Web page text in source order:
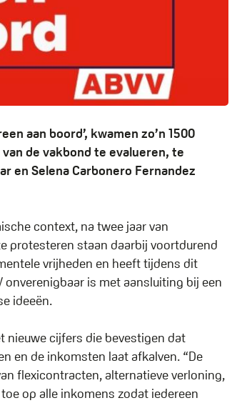
aan boord’, kwamen zo’n 1500
de vakbond te evalueren, te
en Selena Carbonero Fernandez
context, na twee jaar van
protesteren staan daarbij voortdurend
vrijheden en heeft tijdens dit
is met aansluiting bij een
ideeën.
nieuwe cijfers die bevestigen dat
en de inkomsten laat afkalven. “De
flexicontracten, alternatieve verloning,
op alle inkomens zodat iedereen